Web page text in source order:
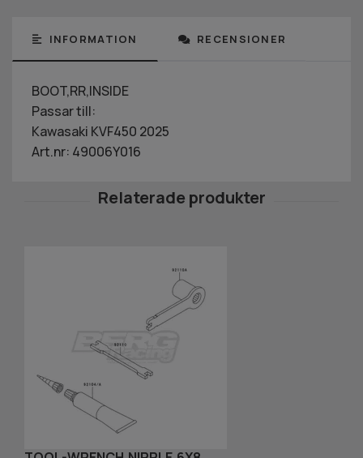
INFORMATION RECENSIONER
BOOT,RR,INSIDE
Passar till:
Kawasaki KVF450 2025
Art.nr: 49006Y016